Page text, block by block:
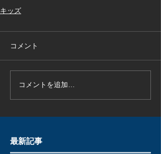
キッズ
コメント
コメントを追加…
最新記事